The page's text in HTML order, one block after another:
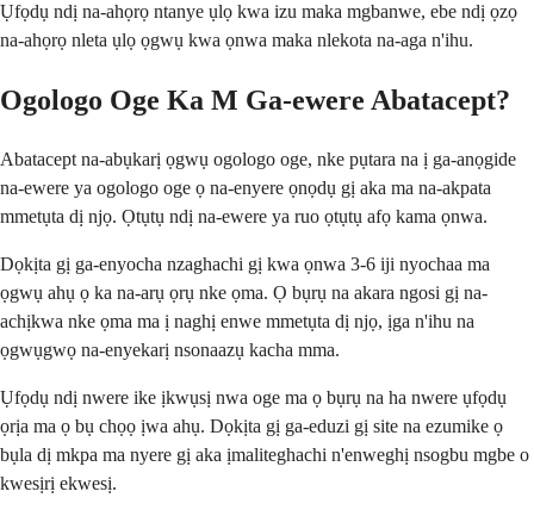
Ụfọdụ ndị na-ahọrọ ntanye ụlọ kwa izu maka mgbanwe, ebe ndị ọzọ
na-ahọrọ nleta ụlọ ọgwụ kwa ọnwa maka nlekota na-aga n'ihu.
Ogologo Oge Ka M Ga-ewere Abatacept?
Abatacept na-abụkarị ọgwụ ogologo oge, nke pụtara na ị ga-anọgide
na-ewere ya ogologo oge ọ na-enyere ọnọdụ gị aka ma na-akpata
mmetụta dị njọ. Ọtụtụ ndị na-ewere ya ruo ọtụtụ afọ kama ọnwa.
Dọkịta gị ga-enyocha nzaghachi gị kwa ọnwa 3-6 iji nyochaa ma
ọgwụ ahụ ọ ka na-arụ ọrụ nke ọma. Ọ bụrụ na akara ngosi gị na-
achịkwa nke ọma ma ị naghị enwe mmetụta dị njọ, ịga n'ihu na
ọgwụgwọ na-enyekarị nsonaazụ kacha mma.
Ụfọdụ ndị nwere ike ịkwụsị nwa oge ma ọ bụrụ na ha nwere ụfọdụ
ọrịa ma ọ bụ chọọ ịwa ahụ. Dọkịta gị ga-eduzi gị site na ezumike ọ
bụla dị mkpa ma nyere gị aka ịmaliteghachi n'enweghị nsogbu mgbe o
kwesịrị ekwesị.